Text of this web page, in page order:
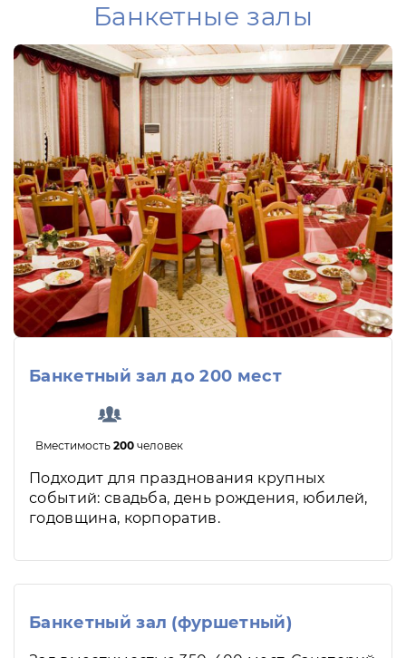
Банкетные залы
Банкетный зал до 200 мест
Вместимость200 человек
Подходит для празднования крупных
событий: свадьба, день рождения, юбилей,
годовщина, корпоратив.
Банкетный зал (фуршетный)